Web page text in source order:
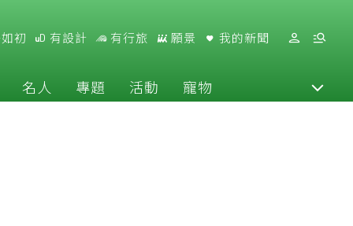
初 有設計 有行旅 願景 我的新聞
名人 專題 活動 寵物